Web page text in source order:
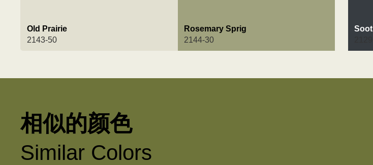
Old Prairie
2143-50
Rosemary Sprig
2144-30
Soot
相似的颜色
Similar Colors